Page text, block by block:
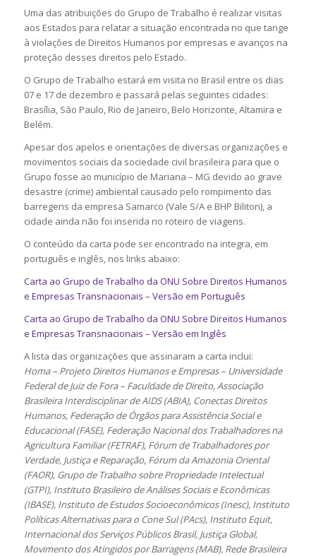
Uma das atribuições do Grupo de Trabalho é realizar visitas
aos Estados para relatar a situação encontrada no que tange
à violações de Direitos Humanos por empresas e avanços na
proteção desses direitos pelo Estado.
O Grupo de Trabalho estará em visita no Brasil entre os dias
07 e 17 de dezembro e passará pelas seguintes cidades:
Brasília, São Paulo, Rio de Janeiro, Belo Horizonte, Altamira e
Belém.
Apesar dos apelos e orientações de diversas organizações e
movimentos sociais da sociedade civil brasileira para que o
Grupo fosse ao município de Mariana – MG devido ao grave
desastre (crime) ambiental causado pelo rompimento das
barregens da empresa Samarco (Vale S/A e BHP Biliton), a
cidade ainda não foi inserida no roteiro de viagens.
O conteúdo da carta pode ser encontrado na integra, em
português e inglês, nos links abaixo:
Carta ao Grupo de Trabalho da ONU Sobre Direitos Humanos
e Empresas Transnacionais – Versão em Português
Carta ao Grupo de Trabalho da ONU Sobre Direitos Humanos
e Empresas Transnacionais – Versão em Inglês
A lista das organizações que assinaram a carta inclui:
Homa – Projeto Direitos Humanos e Empresas – Universidade
Federal de Juiz de Fora – Faculdade de Direito,Associação
Brasileira Interdisciplinar de AIDS (ABIA), Conectas Direitos
Humanos, Federação de Órgãos para Assistência Social e
Educacional (FASE), Federação Nacional dos Trabalhadores na
Agricultura Familiar (FETRAF), Fórum de Trabalhadores por
Verdade, Justiça e Reparação, Fórum da Amazonia Oriental
(FAOR), Grupo de Trabalho sobre Propriedade Intelectual
(GTPI), Instituto Brasileiro de Análises Sociais e Econômicas
(IBASE), Instituto de Estudos Socioeconômicos (Inesc), Instituto
Políticas Alternativas para o Cone Sul (PAcs), Instituto Equit,
Internacional dos Serviços Públicos Brasil, Justiça Global,
Movimento dos Atingidos por Barragens (MAB), Rede Brasileira